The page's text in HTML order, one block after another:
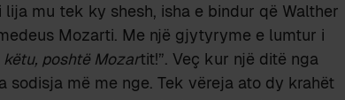
mu tek ky shesh, isha e bindur që Walther
Mozarti. Me një gjytyryme e lumtur i
poshtë Mozartit!”. Veç kur një ditë nga
më me nge. Tek vëreja ato dy krahët